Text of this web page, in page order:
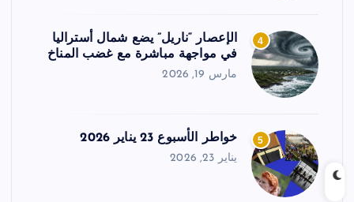
4
الإعصار “ناريل” يضع شمال أستراليا
في مواجهة مباشرة مع غضب المناخ
مارس 19, 2026
5 خواطر الأسبوع 23 يناير 2026
يناير 23, 2026